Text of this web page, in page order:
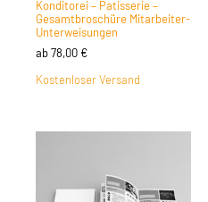
Konditorei – Patisserie –
Gesamtbroschüre Mitarbeiter-
Unterweisungen
ab78,00 €
Kostenloser Versand